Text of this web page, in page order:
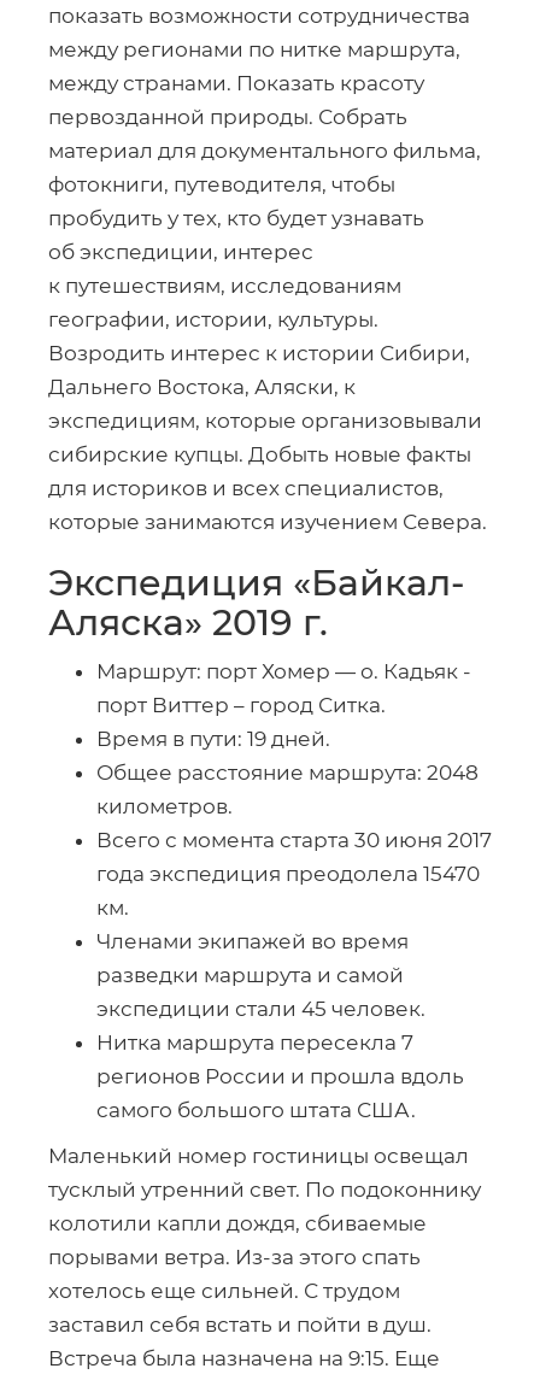
показать возможности сотрудничества
между регионами по нитке маршрута,
между странами. Показать красоту
первозданной природы. Собрать
материал для документального фильма,
фотокниги, путеводителя, чтобы
пробудить у тех, кто будет узнавать
об экспедиции, интерес
к путешествиям, исследованиям
географии, истории, культуры.
Возродить интерес к истории Сибири,
Дальнего Востока, Аляски, к
экспедициям, которые организовывали
сибирские купцы. Добыть новые факты
для историков и всех специалистов,
которые занимаются изучением Севера.
Экспедиция «Байкал-
Аляска» 2019 г.
Маршрут: порт Хомер — о. Кадьяк -
порт Виттер – город Ситка.
Время в пути: 19 дней.
Общее расстояние маршрута: 2048
километров.
Всего с момента старта 30 июня 2017
года экспедиция преодолела 15470
км.
Членами экипажей во время
разведки маршрута и самой
экспедиции стали 45 человек.
Нитка маршрута пересекла 7
регионов России и прошла вдоль
самого большого штата США.
Маленький номер гостиницы освещал
тусклый утренний свет. По подоконнику
колотили капли дождя, сбиваемые
порывами ветра. Из-за этого спать
хотелось еще сильней. С трудом
заставил себя встать и пойти в душ.
Встреча была назначена на 9:15. Еще